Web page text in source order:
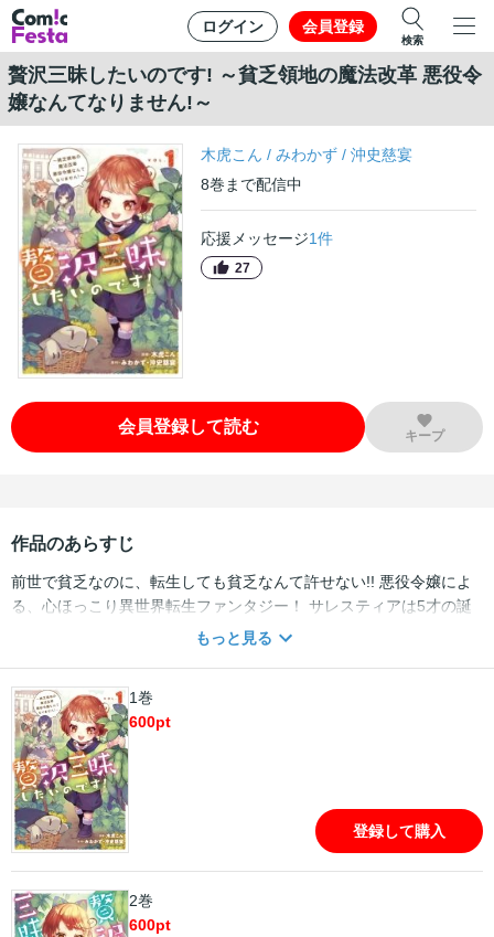
ログイン 会員登録
検索
贅沢三昧したいのです! ～貧乏領地の魔法改革 悪役令
嬢なんてなりません!～
木虎こん /みわかず /沖史慈宴
8巻 まで配信中
応援メッセージ1件
27
会員登録して読む キープ
作品のあらすじ
前世で貧乏なのに、転生しても貧乏なんて許せない!! 悪役令嬢によ
る、心ほっこり異世界転生ファンタジー！ サレスティアは5才の誕
生日、 頭を打った衝撃で前世の記憶、貧乏だった人生を思い出し
嬢に転生したんだから、贅沢三昧し尽してやる！と思ったのに…。
領地の使用人も村人も、ガリガリに痩せて餓死寸前…!? 前世で貧乏
なのに、転生しても貧乏なんて許せない!!魔法で領地を改革し、村人
も自分も豊かになってやる!! 第一回アース・スターノベル大賞佳作
受賞作、ついに待望のコミカライズ!!
もっと見る
1巻
600pt
登録して購入
2巻
600pt